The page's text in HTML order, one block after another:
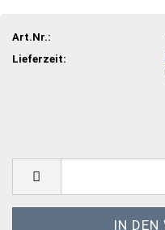
Art.Nr.:
Lieferzeit: